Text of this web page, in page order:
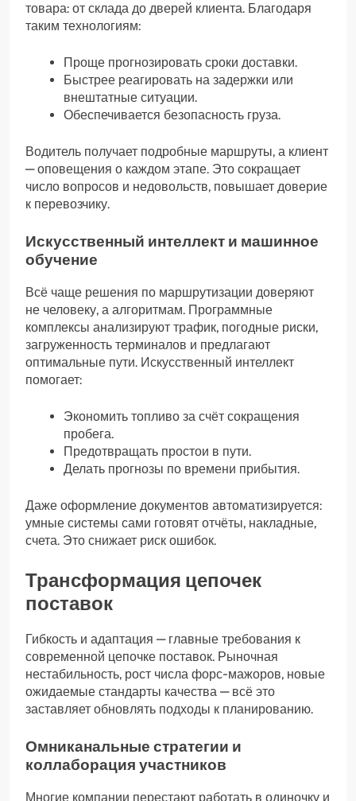
товара: от склада до дверей клиента. Благодаря
таким технологиям:
Проще прогнозировать сроки доставки.
Быстрее реагировать на задержки или
внештатные ситуации.
Обеспечивается безопасность груза.
Водитель получает подробные маршруты, а клиент
— оповещения о каждом этапе. Это сокращает
число вопросов и недовольств, повышает доверие
к перевозчику.
Искусственный интеллект и машинное
обучение
Всё чаще решения по маршрутизации доверяют
не человеку, а алгоритмам. Программные
комплексы анализируют трафик, погодные риски,
загруженность терминалов и предлагают
оптимальные пути. Искусственный интеллект
помогает:
Экономить топливо за счёт сокращения
пробега.
Предотвращать простои в пути.
Делать прогнозы по времени прибытия.
Даже оформление документов автоматизируется:
умные системы сами готовят отчёты, накладные,
счета. Это снижает риск ошибок.
Трансформация цепочек
поставок
Гибкость и адаптация — главные требования к
современной цепочке поставок. Рыночная
нестабильность, рост числа форс-мажоров, новые
ожидаемые стандарты качества — всё это
заставляет обновлять подходы к планированию.
Омниканальные стратегии и
коллаборация участников
Многие компании перестают работать в одиночку и